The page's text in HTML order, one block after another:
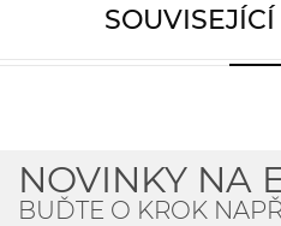
NOVINKY NA
BUĎTE O KROK